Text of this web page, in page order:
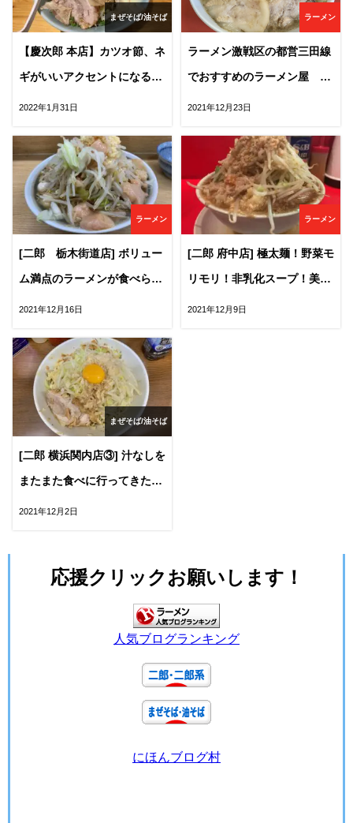
まぜそば/油そば
【慶次郎 本店】カツオ節、ネ
ギがいいアクセントになる慶
次郎の美味いまぜそばを紹
験！
2022年1月31日
ラーメン
ラーメン激戦区の都営三田線
でおすすめのラーメン屋 9
選！
2021年12月23日
ラーメン
[二郎 栃木街道店] ボリュー
ム満点のラーメンが食べられ
る人気の二郎！ルールを徹底
2021年12月16日
ラーメン
[二郎 府中店] 極太麺！野菜モ
リモリ！非乳化スープ！美味
い美味い美味い！！ルールを
2021年12月9日
まぜそば/油そば
[二郎 横浜関内店③] 汁なしを
またまた食べに行ってきた！
神豚を提供していただきまし
2021年12月2日
応援クリックお願いします！
人気ブログランキング
にほんブログ村